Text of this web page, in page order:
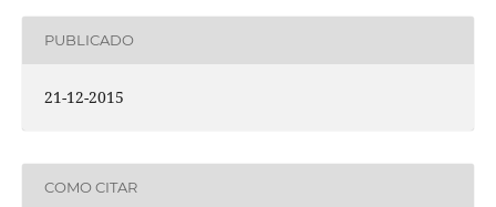
PUBLICADO
21-12-2015
COMO CITAR